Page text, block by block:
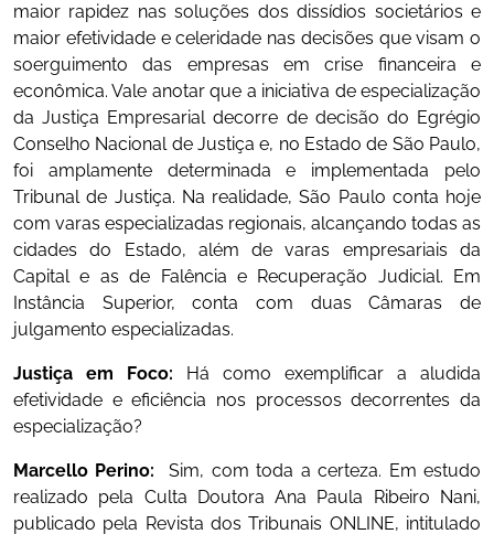
maior rapidez nas soluções dos dissídios societários e
maior efetividade e celeridade nas decisões que visam o
soerguimento das empresas em crise financeira e
econômica. Vale anotar que a iniciativa de especialização
da Justiça Empresarial decorre de decisão do Egrégio
Conselho Nacional de Justiça e, no Estado de São Paulo,
foi amplamente determinada e implementada pelo
Tribunal de Justiça. Na realidade, São Paulo conta hoje
com varas especializadas regionais, alcançando todas as
cidades do Estado, além de varas empresariais da
Capital e as de Falência e Recuperação Judicial. Em
Instância Superior, conta com duas Câmaras de
julgamento especializadas.
Justiça em Foco: Há como exemplificar a aludida
efetividade e eficiência nos processos decorrentes da
especialização?
Marcello Perino:
Sim, com toda a certeza. Em estudo
realizado pela Culta Doutora Ana Paula Ribeiro Nani,
publicado pela Revista dos Tribunais ONLINE, intitulado